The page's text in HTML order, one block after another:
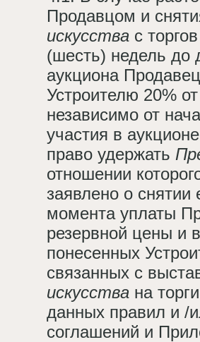
Продавцом и
искусствас
(шесть) недель до
аукциона
Устроителю 20%
независимо от
участия в
право удержать
отношении
заявлено о снятии
момента уплаты
резервной цены и
понесенных
связанных с
искусствана
данных правил и /
соглашений и